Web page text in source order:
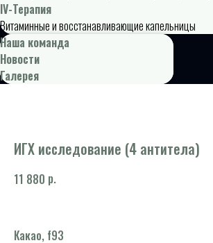
IV-Терапия
Витаминные и восстанавливающие капельницы
Наша команда
Новости
Галерея
ИГХ исследование (4 антитела)
11 880 р.
Какао, f93